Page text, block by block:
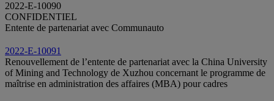
2022-E-10090
CONFIDENTIEL
Entente de partenariat avec Communauto
2022-E-10091
Renouvellement de l’entente de partenariat avec la China University
of Mining and Technology de Xuzhou concernant le programme de
maîtrise en administration des affaires (MBA) pour cadres